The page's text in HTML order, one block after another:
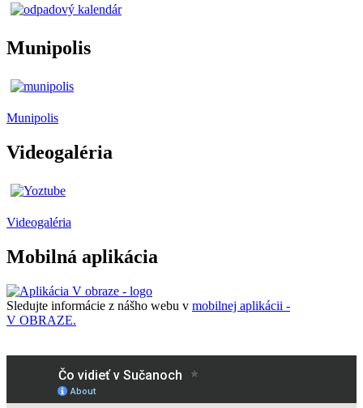
Munipolis
Munipolis
Videogaléria
Videogaléria
Mobilná aplikácia
Sledujte informácie z nášho webu v mobilnej aplikácii -
V OBRAZE.